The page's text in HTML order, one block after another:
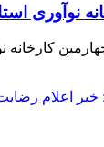
نوآوری
کارخانه